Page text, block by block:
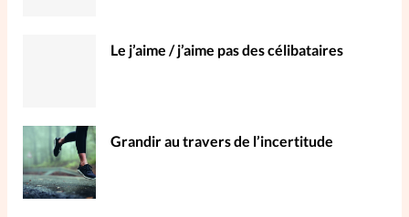
Le j’aime / j’aime pas des célibataires
Grandir au travers de l’incertitude